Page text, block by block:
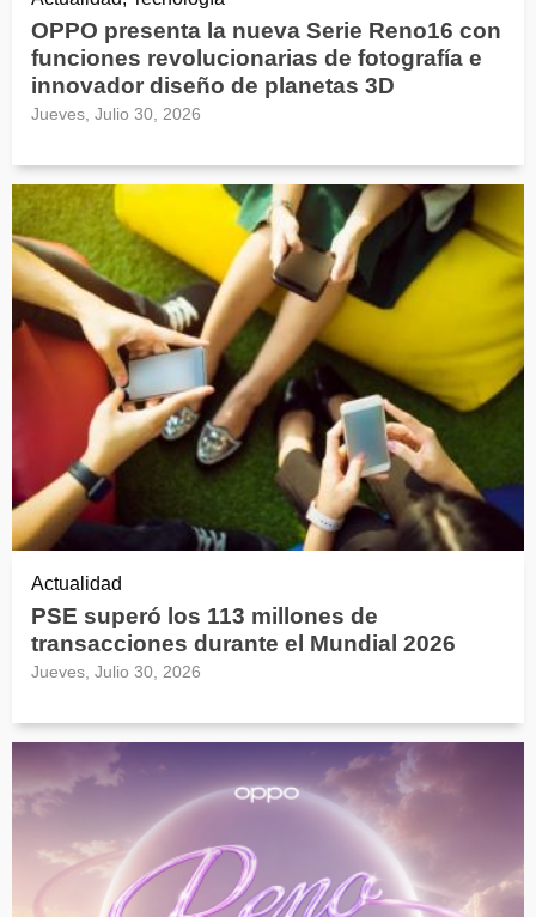
OPPO presenta la nueva Serie Reno16 con
funciones revolucionarias de fotografía e
innovador diseño de planetas 3D
Jueves, Julio 30, 2026
Actualidad
PSE superó los 113 millones de
transacciones durante el Mundial 2026
Jueves, Julio 30, 2026